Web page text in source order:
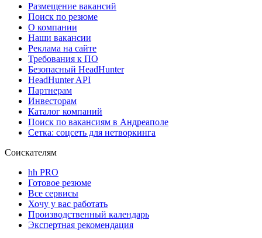
Размещение вакансий
Поиск по резюме
О компании
Наши вакансии
Реклама на сайте
Требования к ПО
Безопасный HeadHunter
HeadHunter API
Партнерам
Инвесторам
Каталог компаний
Поиск по вакансиям в Андреаполе
Сетка: соцсеть для нетворкинга
Соискателям
hh PRO
Готовое резюме
Все сервисы
Хочу у вас работать
Производственный календарь
Экспертная рекомендация